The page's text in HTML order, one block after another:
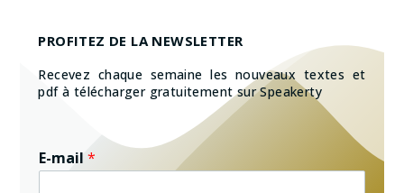
PROFITEZ DE LA NEWSLETTER
Recevez chaque semaine les nouveaux textes et
pdf à télécharger gratuitement sur Speakerty
E-mail*